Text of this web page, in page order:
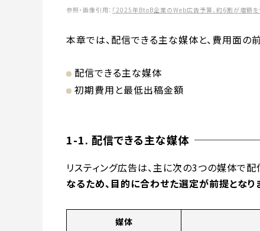
参照・画像引用： 「2025年BtoB企業のWeb広告予算、約6割が増額
本章では、配信できる主な媒体と、費用面の
配信できる主な媒体
初期費用と最低出稿金額
1-1. 配信できる主な媒体
リスティング広告は、主に次の3つの媒体で配
なるため、目的に合わせた選定が前提となり
媒体